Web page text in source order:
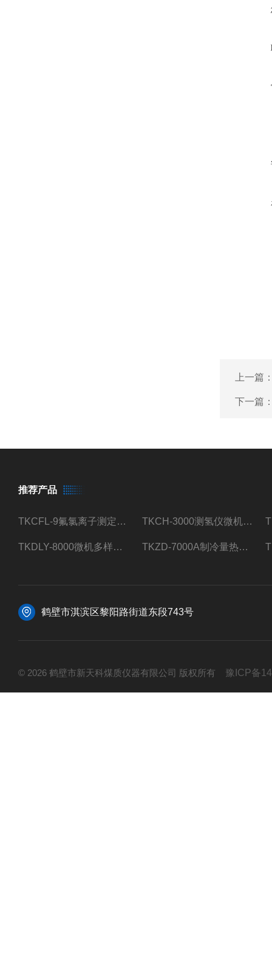
上一篇
下一篇
推荐产品
TKCFL-9氟氯离子测定仪自动煤质检测 TKCH-3000测氢仪微机氢元素测定煤质检测
TKDLY-8000微机多样测硫仪自动定硫仪化验室硫含量测定 TKZD-7000A制冷量热仪自动升降热值仪煤质检测
鹤壁市淇滨区黎阳路街道东段743号
© 2026 鹤壁市新天科煤质仪器有限公司 版权所有 豫ICP备